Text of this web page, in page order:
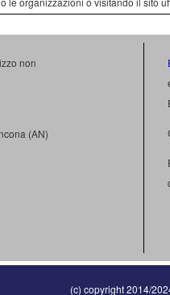
non
(AN)
(c) copyright 2014/